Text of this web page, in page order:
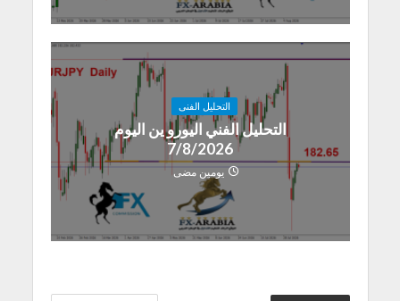
التحليل الفنى
التحليل الفني اليورو ين اليوم
7/8/2026
يومين مضى